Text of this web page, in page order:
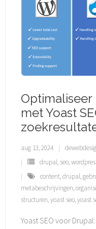
met Yoast
aug 13, 2024
drupal, seo,
content,drupal,
metabeschrijvingen,
structuren,yoast seo,yoast
Yoast SEO voor